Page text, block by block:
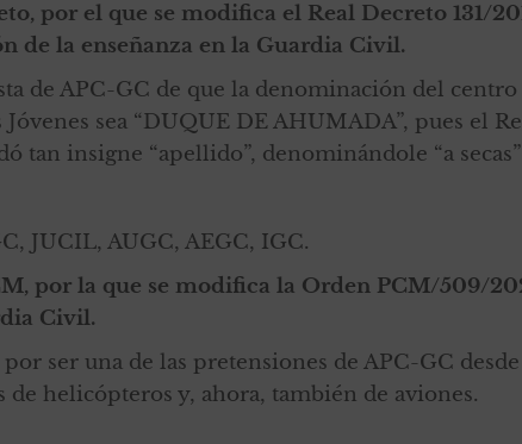
por el que se modifica el Real Decreto 131/
de la enseñanza en la Guardia Civil.
de APC-GC de que la denominación del
sea “DUQUE DE AHUMADA”, pues el
tan insigne “apellido”, denominándole “a
JUCIL, AUGC, AEGC, IGC.
por la que se modifica la Orden PCM/509/
Civil.
ser una de las pretensiones de APC-GC
helicópteros y, ahora, también de aviones.